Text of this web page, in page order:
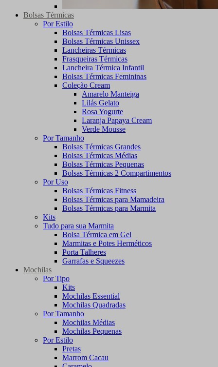
Bolsas Térmicas
Por Estilo
Bolsas Térmicas Lisas
Bolsas Térmicas Unissex
Lancheiras Térmicas
Frasqueiras Térmicas
Lancheira Térmica Infantil
Bolsas Térmicas Femininas
Coleção Cream
Amarelo Manteiga
Lilás Gelato
Rosa Yogurte
Laranja Papaya Cream
Verde Mousse
Por Tamanho
Bolsas Térmicas Grandes
Bolsas Térmicas Médias
Bolsas Térmicas Pequenas
Bolsas Térmicas 2 Compartimentos
Por Uso
Bolsas Térmicas Fitness
Bolsas Térmicas para Mamadeira
Bolsas Térmicas para Marmita
Kits
Tudo para sua Marmita
Bolsa Térmica em Gel
Marmitas e Potes Herméticos
Porta Talheres
Garrafas e Squeezes
Mochilas
Por Tipo
Kits
Mochilas Essential
Mochilas Quadradas
Por Tamanho
Mochilas Médias
Mochilas Pequenas
Por Estilo
Pretas
Marrom Cacau